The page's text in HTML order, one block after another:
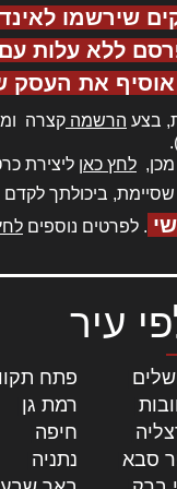
שירשמו
ללא עלות עם
אוסיף את העסק
בצע הרשמה קצרה
לחץ כאן ליצירת
ביכולתך
. לפרטים נוספים
עיר
פתח
| רמת גן
חיפה
סבא| נתניה